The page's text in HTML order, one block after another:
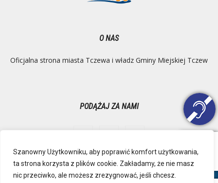
Szanowny Użytkowniku, aby poprawić komfort użytkowania,
ta strona korzysta z plików cookie. Zakładamy, że nie masz
nic przeciwko, ale możesz zrezygnować, jeśli chcesz.
O NAS
Oficjalna strona miasta Tczewa i władz Gminy Miejskiej Tczew
PODĄŻAJ ZA NAMI
Ochrona danych osobowych
Inspektor Danych Osobowych
Polityka Prywatności
Deklaracja dostępności